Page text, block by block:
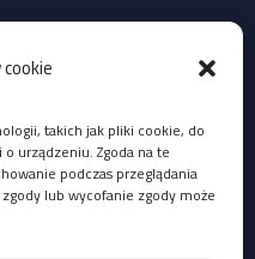
takich jak pliki cookie, do
urządzeniu. Zgoda na te
podczas przeglądania
lub wycofanie zgody może